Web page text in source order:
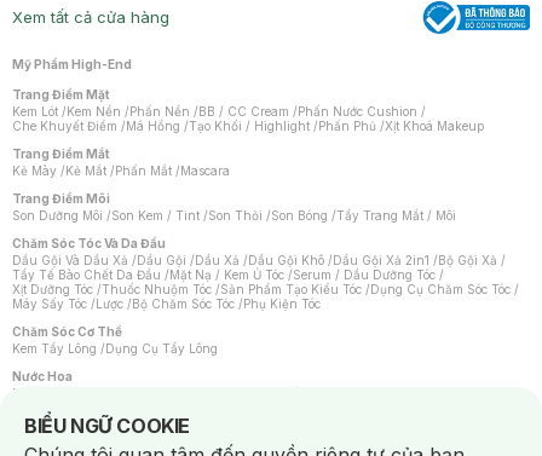
Xem tất cả cửa hàng
Mỹ Phẩm High-End
Trang Điểm Mặt
Kem Lót /Kem Nền /Phấn Nền /BB / CC Cream /Phấn Nước Cushion /
Che Khuyết Điểm /Má Hồng /Tạo Khối / Highlight /Phấn Phủ /Xịt Khoá Makeup
Trang Điểm Mắt
Kẻ Mày /Kẻ Mắt /Phấn Mắt /Mascara
Trang Điểm Môi
Son Dưỡng Môi /Son Kem / Tint /Son Thỏi /Son Bóng /Tẩy Trang Mắt / Môi
Chăm Sóc Tóc Và Da Đầu
Dầu Gội Và Dầu Xả /Dầu Gội /Dầu Xả /Dầu Gội Khô /Dầu Gội Xả 2in1 /Bộ Gội Xả /
Tẩy Tế Bào Chết Da Đầu /Mặt Nạ / Kem Ủ Tóc /Serum / Dầu Dưỡng Tóc /
Xịt Dưỡng Tóc /Thuốc Nhuộm Tóc /Sản Phẩm Tạo Kiểu Tóc /Dụng Cụ Chăm Sóc Tóc /
Máy Sấy Tóc /Lược /Bộ Chăm Sóc Tóc /Phụ Kiện Tóc
Chăm Sóc Cơ Thể
Kem Tẩy Lông /Dụng Cụ Tẩy Lông
Nước Hoa
Nước Hoa Nữ
Chăm Sóc Cá Nhân
Chống Muỗi /Khẩu Trang /Máy Massage/Mặt Nạ Xông Hơi /Nước Rửa Tay/
BIỂU NGỮ COOKIE
Notice about cookies usage